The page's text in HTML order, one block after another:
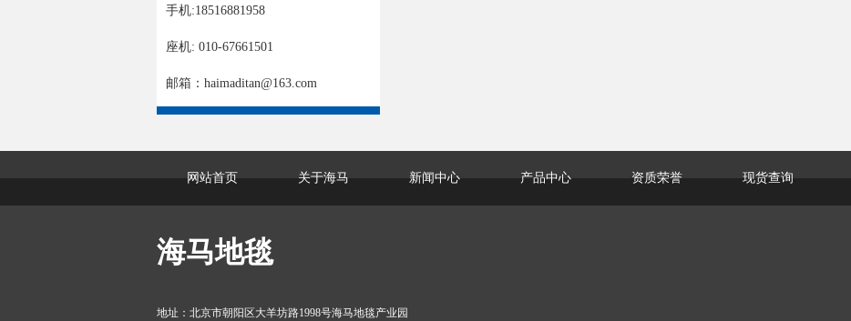
手机:18516881958
座机: 010-67661501
邮箱：haimaditan@163.com
网站首页 关于海马 新闻中心 产品中心 资质荣誉 现货查询
海马地毯
地址：北京市朝阳区大羊坊路1998号海马地毯产业园